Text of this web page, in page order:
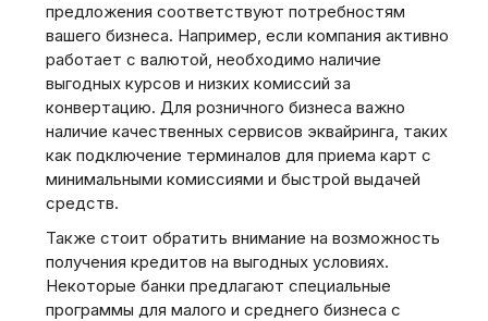
предложения соответствуют потребностям
вашего бизнеса. Например, если компания активно
работает с валютой, необходимо наличие
выгодных курсов и низких комиссий за
конвертацию. Для розничного бизнеса важно
наличие качественных сервисов эквайринга, таких
как подключение терминалов для приема карт с
минимальными комиссиями и быстрой выдачей
средств.
Также стоит обратить внимание на возможность
получения кредитов на выгодных условиях.
Некоторые банки предлагают специальные
программы для малого и среднего бизнеса с